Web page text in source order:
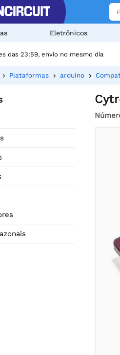
Eletrônicos
das 23:59, envio no mesmo dia
Plataformas arduino